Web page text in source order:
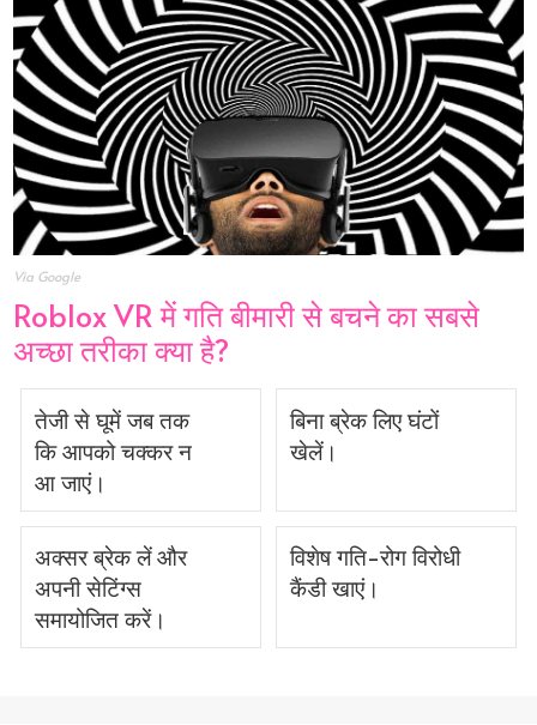
Via Google
Roblox VR में गति बीमारी से बचने का सबसे
अच्छा तरीका क्या है?
तेजी से घूमें जब तक
कि आपको चक्कर न
आ जाएं।
बिना ब्रेक लिए घंटों
खेलें।
अक्सर ब्रेक लें और
अपनी सेटिंग्स
समायोजित करें।
विशेष गति-रोग विरोधी
कैंडी खाएं।